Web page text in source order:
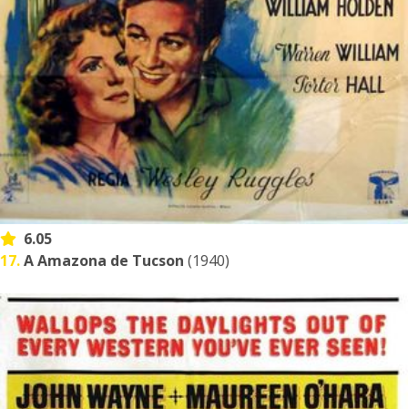
6.05
17.A Amazona de Tucson (1940)